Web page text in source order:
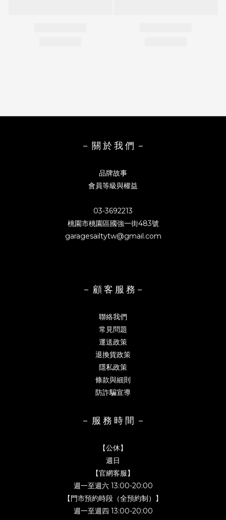
－ 關 於 我 們 －
品牌故事
會員等級與權益
03-3692213
桃園市桃園區國強一街483號
garagesailtytw@gmail.com
－ 顧 客 服 務－
聯絡我們
常見問題
運送政策
退換貨政策
隱私政策
條款與細則
防詐騙宣導
－ 服 務 時 間 －
【公休】
週日
【官網客服】
週一至週六 13:00-20:00
【門市預約時段（全預約制）】
週一至週四 13:00-20:00